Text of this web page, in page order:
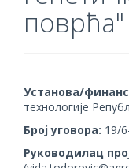
поврћа"
Установа/
технологије
Број уговора: 19/
Руководилац